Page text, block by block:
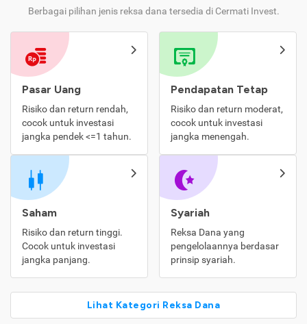
Berbagai pilihan jenis reksa dana tersedia di Cermati Invest.
Pasar Uang
Risiko dan return rendah,
cocok untuk investasi
jangka pendek <=1 tahun.
Pendapatan Tetap
Risiko dan return moderat,
cocok untuk investasi
jangka menengah.
Saham
Risiko dan return tinggi.
Cocok untuk investasi
jangka panjang.
Syariah
Reksa Dana yang
pengelolaannya berdasar
prinsip syariah.
Lihat Kategori Reksa Dana